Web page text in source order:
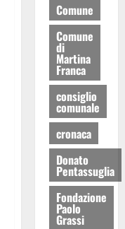
Comune
Comune
di
Martina
Franca
consiglio
comunale
cronaca
Donato
Pentassuglia
Fondazione
Paolo
Grassi